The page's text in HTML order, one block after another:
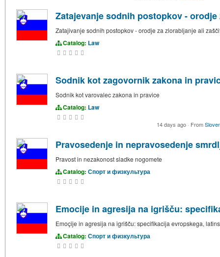
Zatajevanje sodnih postopkov -
Zatajivanje sodnih postopkov - orodje za zlorabljanje ali
Catalog: Law
Sodnik kot zagovornik zakona in
Sodnik kot varovalec zakona in pravice
Catalog: Law
14 days ago · From
Pravosedenje in nepravosedenje
Pravost in nezakonost sladke nogomete
Catalog: Спорт и физкультура
Emocije in agresija na igrišču:
Emoçije in agresija na igrišču: specifikacija evropskega,
Catalog: Спорт и физкультура